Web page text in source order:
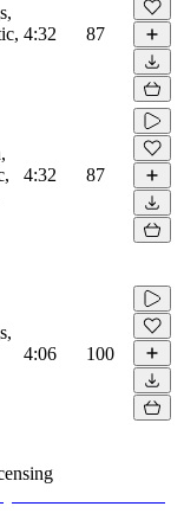
4:32 87
4:32 87
4:06 100